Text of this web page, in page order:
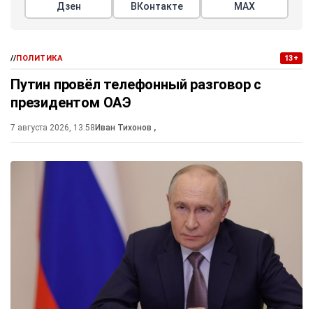
Дзен ВКонтакте МАХ
//ПОЛИТИКА 13+
Путин провёл телефонный разговор с
президентом ОАЭ
7 августа 2026, 13:58 Иван Тихонов ,